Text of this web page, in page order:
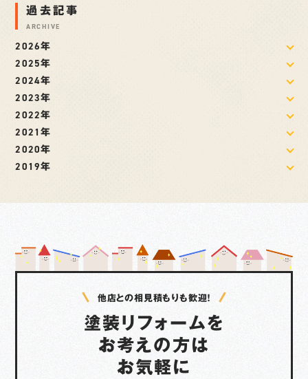
過去記事
ARCHIVE
2026年
2025年
2024年
2023年
2022年
2021年
2020年
2019年
他店との相見積もりも歓迎！
塗装リフォームを
お考えの方は
お気軽に